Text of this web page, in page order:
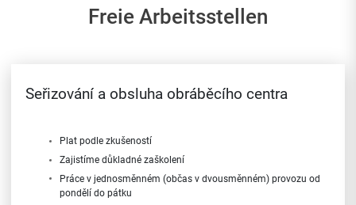
Freie Arbeitsstellen
Seřizování a obsluha obráběcího centra
Plat podle zkušeností
Zajistíme důkladné zaškolení
Práce v jednosměnném (občas v dvousměnném) provozu od
pondělí do pátku